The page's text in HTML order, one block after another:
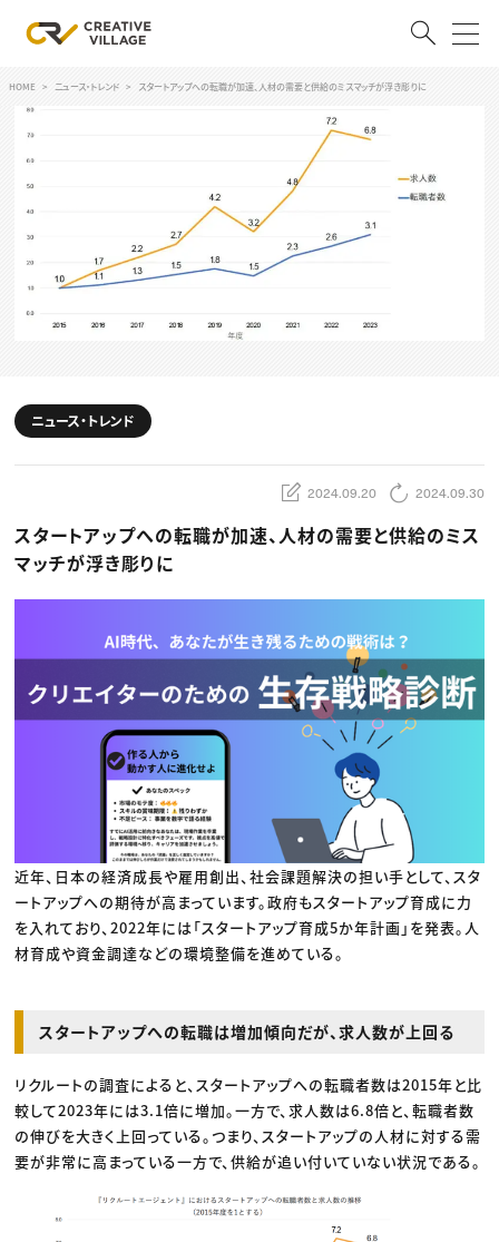
会員登録
クリエイター求人を探す
CREATIVE JOB求人検索
特集求人
スキルアップしたい！
デザイン
編集・ライティング
マーケティング
ディレクション
業界解説・キャリア事情
お役立ち基礎知識
TOP Creator’s コラム
Webクリエイター
アプリクリエイター
ゲームクリエイター
映像クリエイター
マーケッター
C＆R Magazine
セミナー
映像
広告
出版
CREATIVE VILLAGEからのお知らせ
プロフェッショナル×つながる×メディア
HOME ニュース・トレンド スタートアップへの転職が加速、人材の需要と供給のミスマッチが浮き彫りに
ニュース・トレンド
2024.09.20 2024.09.30
スタートアップへの転職が加速、人材の需要と供給のミス
マッチが浮き彫りに
近年、日本の経済成長や雇用創出、社会課題解決の担い手として、スタ
ートアップへの期待が高まっています。政府もスタートアップ育成に力
を入れており、2022年には「スタートアップ育成5か年計画」を発表。人
材育成や資金調達などの環境整備を進めている。
スタートアップへの転職は増加傾向だが、求人数が上回る
リクルートの調査によると、スタートアップへの転職者数は2015年と比
較して2023年には3.1倍に増加。一方で、求人数は6.8倍と、転職者数
の伸びを大きく上回っている。つまり、スタートアップの人材に対する需
要が非常に高まっている一方で、供給が追い付いていない状況である。